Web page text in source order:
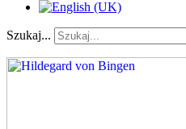
Szukaj...